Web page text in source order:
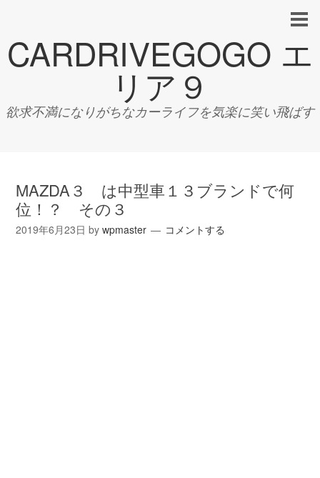
CARDRIVEGOGO エ
リア９
欲求不満になりがちなカーライフを気楽に笑い飛ばす
MAZDA３ は中型車１３ブランドで何
位！？ その３
2019年6月23日 bywpmaster コメントする